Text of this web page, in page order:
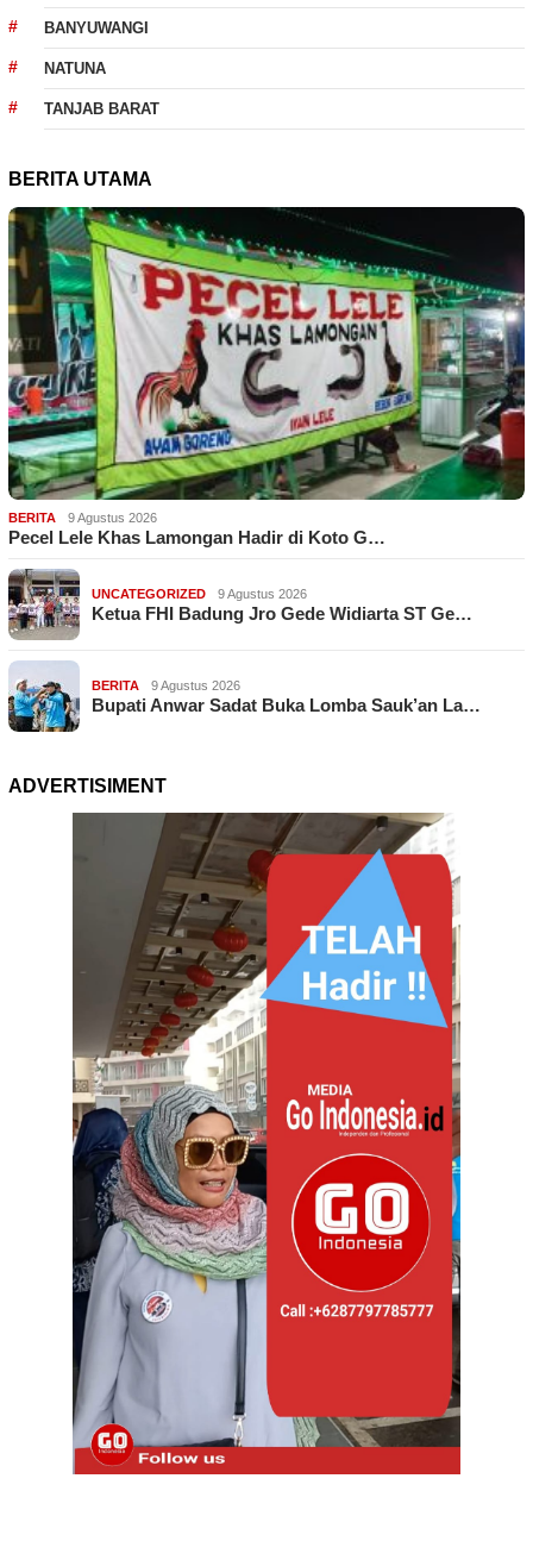
BANYUWANGI
NATUNA
TANJAB BARAT
BERITA UTAMA
BERITA 9 Agustus 2026
Pecel Lele Khas Lamongan Hadir di Koto G…
UNCATEGORIZED 9 Agustus 2026
Ketua FHI Badung Jro Gede Widiarta ST Ge…
BERITA 9 Agustus 2026
Bupati Anwar Sadat Buka Lomba Sauk’an La…
ADVERTISIMENT